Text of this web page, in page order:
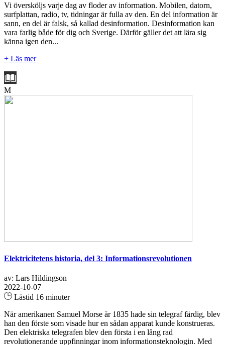
Vi översköljs varje dag av floder av information. Mobilen, datorn,
surfplattan, radio, tv, tidningar är fulla av den. En del information är
sann, en del är falsk, så kallad desinformation. Desinformation kan
vara farlig både för dig och Sverige. Därför gäller det att lära sig
känna igen den...
+ Läs mer
M
Elektricitetens historia, del 3: Informationsrevolutionen
av: Lars Hildingson
2022-10-07
Lästid 16 minuter
När amerikanen Samuel Morse år 1835 hade sin telegraf färdig, blev
han den förste som visade hur en sådan apparat kunde konstrueras.
Den elektriska telegrafen blev den första i en lång rad
revolutionerande uppfinningar inom informationsteknologin. Med